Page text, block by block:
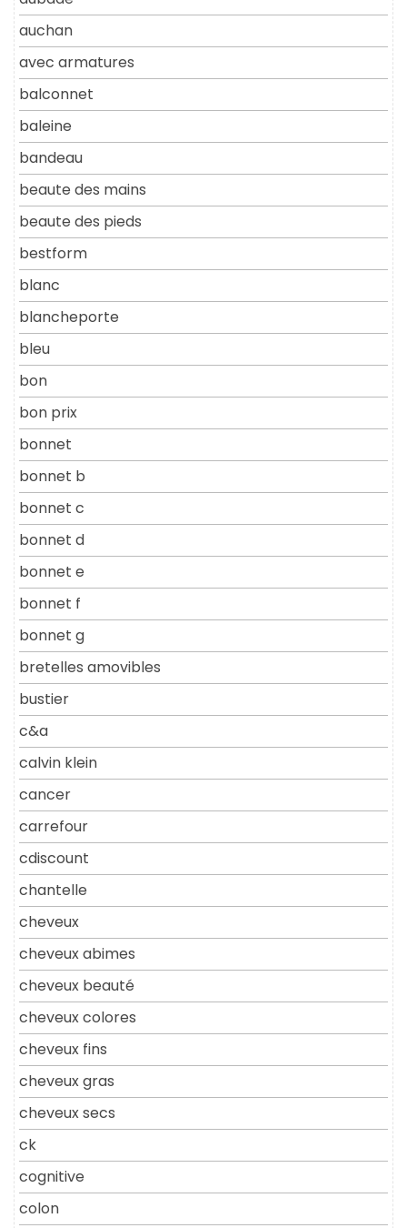
auchan
avec armatures
balconnet
baleine
bandeau
beaute des mains
beaute des pieds
bestform
blanc
blancheporte
bleu
bon
bon prix
bonnet
bonnet b
bonnet c
bonnet d
bonnet e
bonnet f
bonnet g
bretelles amovibles
bustier
c&a
calvin klein
cancer
carrefour
cdiscount
chantelle
cheveux
cheveux abimes
cheveux beauté
cheveux colores
cheveux fins
cheveux gras
cheveux secs
ck
cognitive
colon